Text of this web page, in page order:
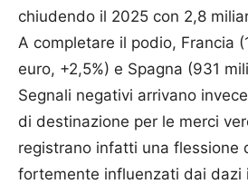
chiudendo il 2025 con 2,8
A completare il podio, Francia
euro, +2,5%) e Spagna (931
Segnali negativi arrivano
di destinazione per le merci
registrano infatti una flessione
fortemente influenzati dai dazi